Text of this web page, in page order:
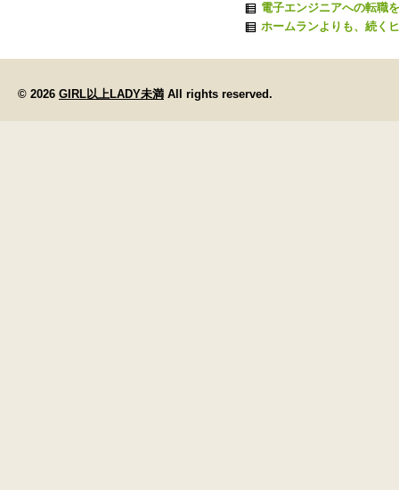
電子エンジニアへの転職
ホームランよりも、続く
© 2026 GIRL以上LADY未満 All rights reserved.